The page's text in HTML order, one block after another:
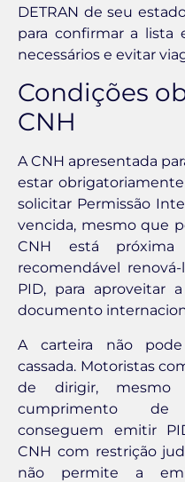
DETRAN de seu
para confirmar a lista
necessários e evitar
Condições
CNH
A CNH apresentada
estar obrigatoriamente
solicitar Permissão
vencida, mesmo que
CNH está
recomendável
PID, para aproveitar
documento
A carteira não
cassada. Motoristas
de dirigir,
cumprimento de
conseguem emitir
CNH com restrição
não permite a